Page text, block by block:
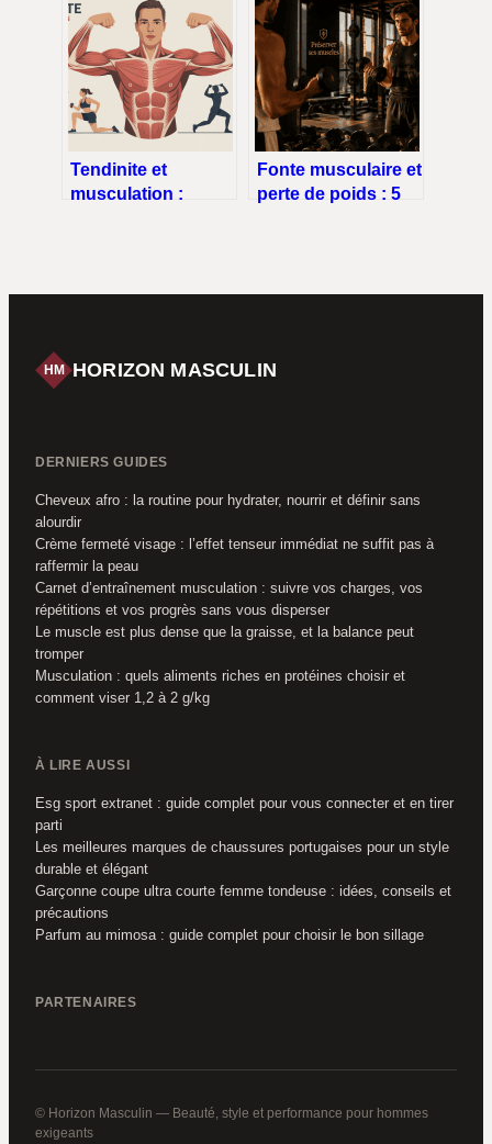
mieux performer
et progresser
Tendinite et
musculation :
Fonte musculaire et
perte de poids : 5
HM HORIZON MASCULIN
DERNIERS GUIDES
Cheveux afro : la routine pour hydrater, nourrir et définir sans
alourdir
Crème fermeté visage : l’effet tenseur immédiat ne suffit pas à
raffermir la peau
Carnet d’entraînement musculation : suivre vos charges, vos
répétitions et vos progrès sans vous disperser
Le muscle est plus dense que la graisse, et la balance peut
tromper
Musculation : quels aliments riches en protéines choisir et
comment viser 1,2 à 2 g/kg
À LIRE AUSSI
Esg sport extranet : guide complet pour vous connecter et en tirer
parti
Les meilleures marques de chaussures portugaises pour un style
durable et élégant
Garçonne coupe ultra courte femme tondeuse : idées, conseils et
précautions
Parfum au mimosa : guide complet pour choisir le bon sillage
PARTENAIRES
© Horizon Masculin — Beauté, style et performance pour hommes
exigeants